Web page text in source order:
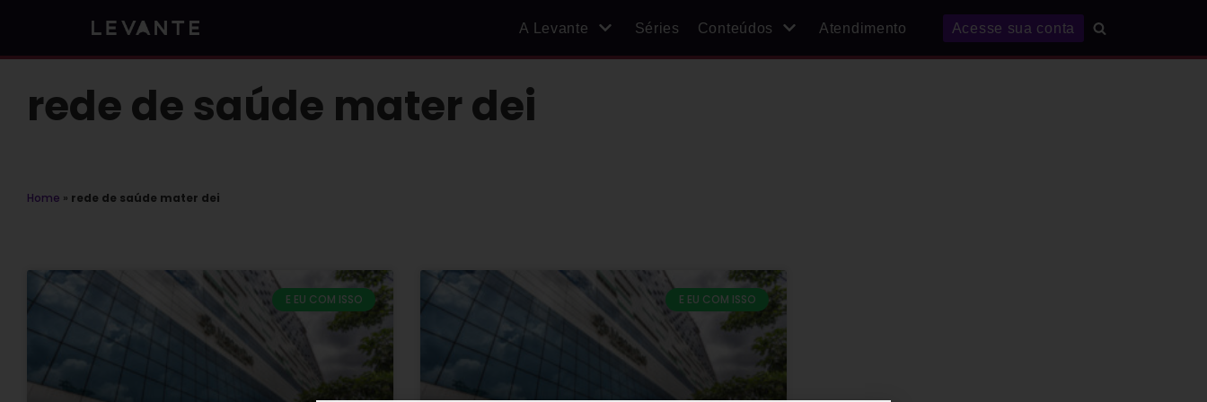
A Levante Séries Conteúdos Atendimento Acesse sua conta
rede de saúde mater dei
Home » rede de saúde mater dei
E EU COM ISSO E EU COM ISSO